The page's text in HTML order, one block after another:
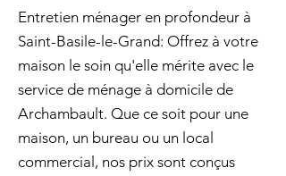
Entretien ménager en profondeur à
Saint-Basile-le-Grand: Offrez à votre
maison le soin qu'elle mérite avec le
service de ménage à domicile de
Archambault. Que ce soit pour une
maison, un bureau ou un local
commercial, nos prix sont conçus